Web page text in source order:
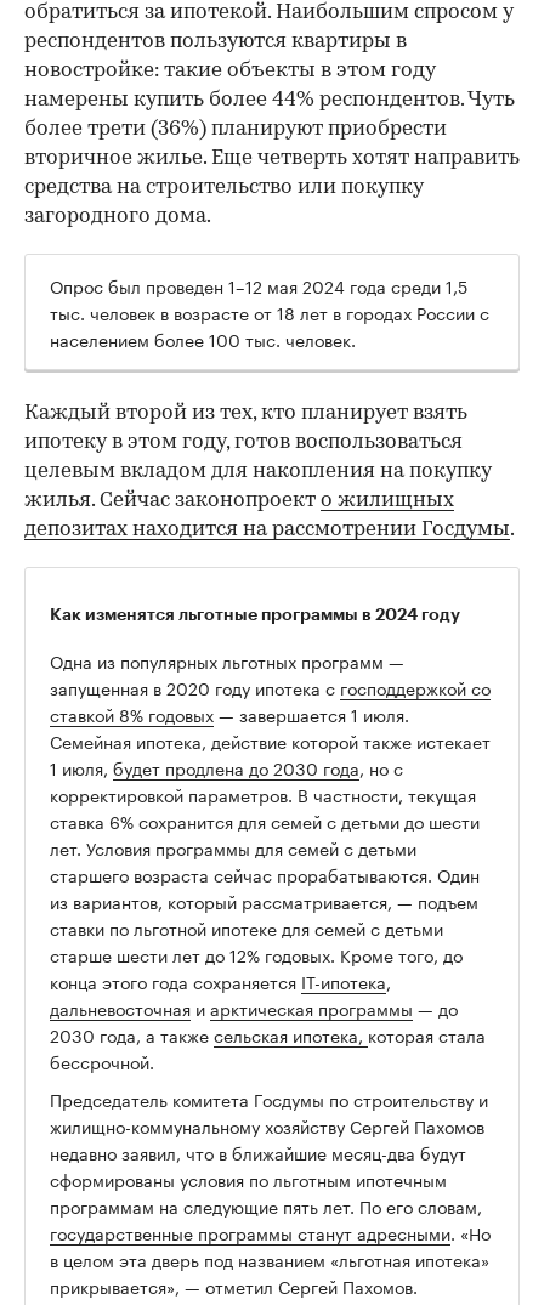
обратиться за ипотекой. Наибольшим спросом у
респондентов пользуются квартиры в
новостройке: такие объекты в этом году
намерены купить более 44% респондентов. Чуть
более трети (36%) планируют приобрести
вторичное жилье. Еще четверть хотят направить
средства на строительство или покупку
загородного дома.
Опрос был проведен 1–12 мая 2024 года среди 1,5
тыс. человек в возрасте от 18 лет в городах России с
населением более 100 тыс. человек.
Каждый второй из тех, кто планирует взять
ипотеку в этом году, готов воспользоваться
целевым вкладом для накопления на покупку
жилья. Сейчас законопроект о жилищных
депозитах находится на рассмотрении Госдумы.
Как изменятся льготные программы в 2024 году
Одна из популярных льготных программ —
запущенная в 2020 году ипотека с господдержкой со
ставкой 8% годовых— завершается 1 июля.
Семейная ипотека, действие которой также истекает
1 июля, будет продлена до 2030 года, но с
корректировкой параметров. В частности, текущая
ставка 6% сохранится для семей с детьми до шести
лет. Условия программы для семей с детьми
старшего возраста сейчас прорабатываются. Один
из вариантов, который рассматривается, — подъем
ставки по льготной ипотеке для семей с детьми
старше шести лет до 12% годовых. Кроме того, до
конца этого года сохраняется IT-ипотека,
дальневосточная иарктическая программы — до
2030 года, а такжесельская ипотека, которая стала
бессрочной.
Председатель комитета Госдумы по строительству и
жилищно-коммунальному хозяйству Сергей Пахомов
недавно заявил, что в ближайшие месяц-два будут
сформированы условия по льготным ипотечным
программам на следующие пять лет. По его словам,
государственные программы станут адресными. «Но
в целом эта дверь под названием «льготная ипотека»
прикрывается», — отметил Сергей Пахомов.